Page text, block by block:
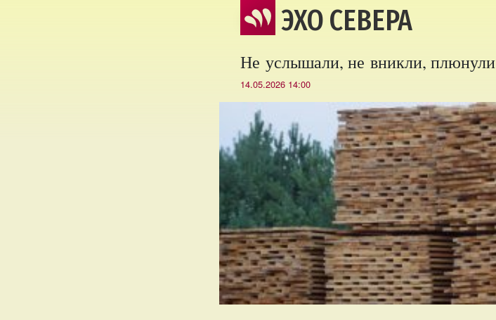
ЭХО СЕВЕРА
Не услышали, не вникли, плюнули
14.05.2026 14:00